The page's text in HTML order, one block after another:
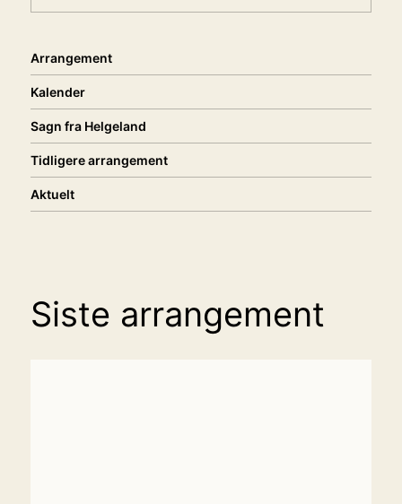
Arrangement
Kalender
Sagn fra Helgeland
Tidligere arrangement
Aktuelt
Siste arrangement